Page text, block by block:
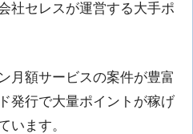
社セレスが運営する大手ポ
月額サービスの案件が豊富
発行で大量ポイントが稼げ
います。